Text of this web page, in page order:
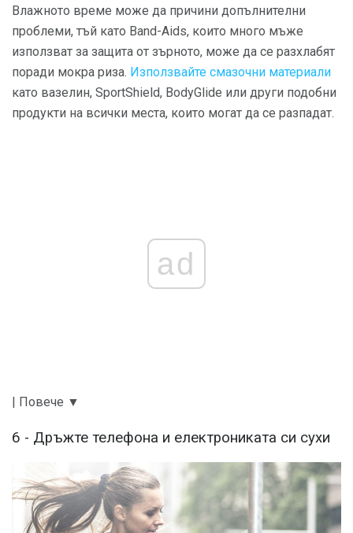
Влажното време може да причини допълнителни
проблеми, тъй като Band-Aids, които много мъже
използват за защита от зърното, може да се разхлабят
поради мокра риза. Използвайте смазочни материали
като вазелин, SportShield, BodyGlide или други подобни
продукти на всички места, които могат да се разпадат.
ad
| Повече ▼
6 - Дръжте телефона и електрониката си сухи